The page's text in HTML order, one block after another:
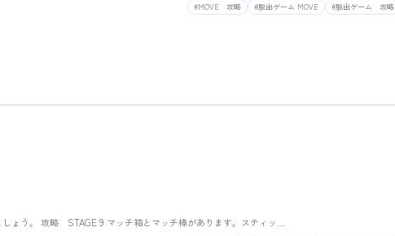
#MOVE 攻略 #脱出ゲーム MOVE #脱出ゲーム 攻略
ょう。 攻略 STAGE 9 マッチ箱とマッチ棒があります。スティッ…